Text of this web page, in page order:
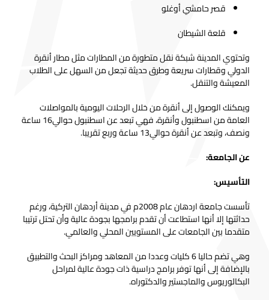
قصر حامشي أوغلو
قلعة الشيطان
وتحتوي المدينة شبكة نقل متطورة من المطارات مثل مطار أنقرة
الدولي وقطارات سريعة وطرق حديثة تجعل من السهل على الطلاب
المعيشة والتنقل.
ويمكنك الوصول إلى أنقرة من خلال الرحلات اليومية بالمواصلات
العامة من اسطنبول وأنقرة، فهي تبعد عن اسطنبول حوالي16 ساعة
ونصف، وتبعد عن أنقرة حوالي13 ساعة وربع تقريبا.
عن الجامعة:
التأسيس:
تأسست جامعة اردهان عام 2008م في مدينة أردهان التركية، ورغم
حداثتها إلا أنها استطاعت أن تقدم برامجها بجودة عالية وأن تحتل ترتيبا
متقدما بين الجامعات على المستويين المحلي والعالمي.
وهي تضم حاليا 6 كليات وعددا من المعاهد ومراكز البحث والتطبيق
بالإضافة إلى أنها توفر برامج دراسية ذات جودة عالية لمراحل
البكالوريوس والماجستير والدكتوراه.